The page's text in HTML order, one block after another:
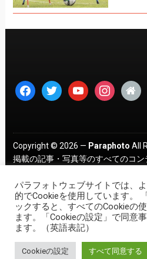
facebooktwitter youtubeinstagram
home
Copyright © 2026 — Paraphoto All
掲載の記事・写真等のすべてのコ
パラフォトウェブサイトでは、
的でCookieを使用しています。
ックすると、すべてのCookieの
ます。「Cookieの設定」で同意
ます。（英語表記）
Cookieの設定 すべて同意する